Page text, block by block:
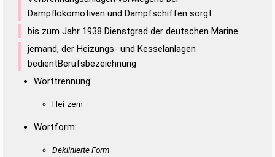
Dampflokomotiven und Dampfschiffen sorgt
bis zum Jahr 1938 Dienstgrad der deutschen Marine
jemand, der Heizungs- und Kesselanlagen
bedientBerufsbezeichnung
Worttrennung:
Hei·zern
Wortform:
Deklinierte Form